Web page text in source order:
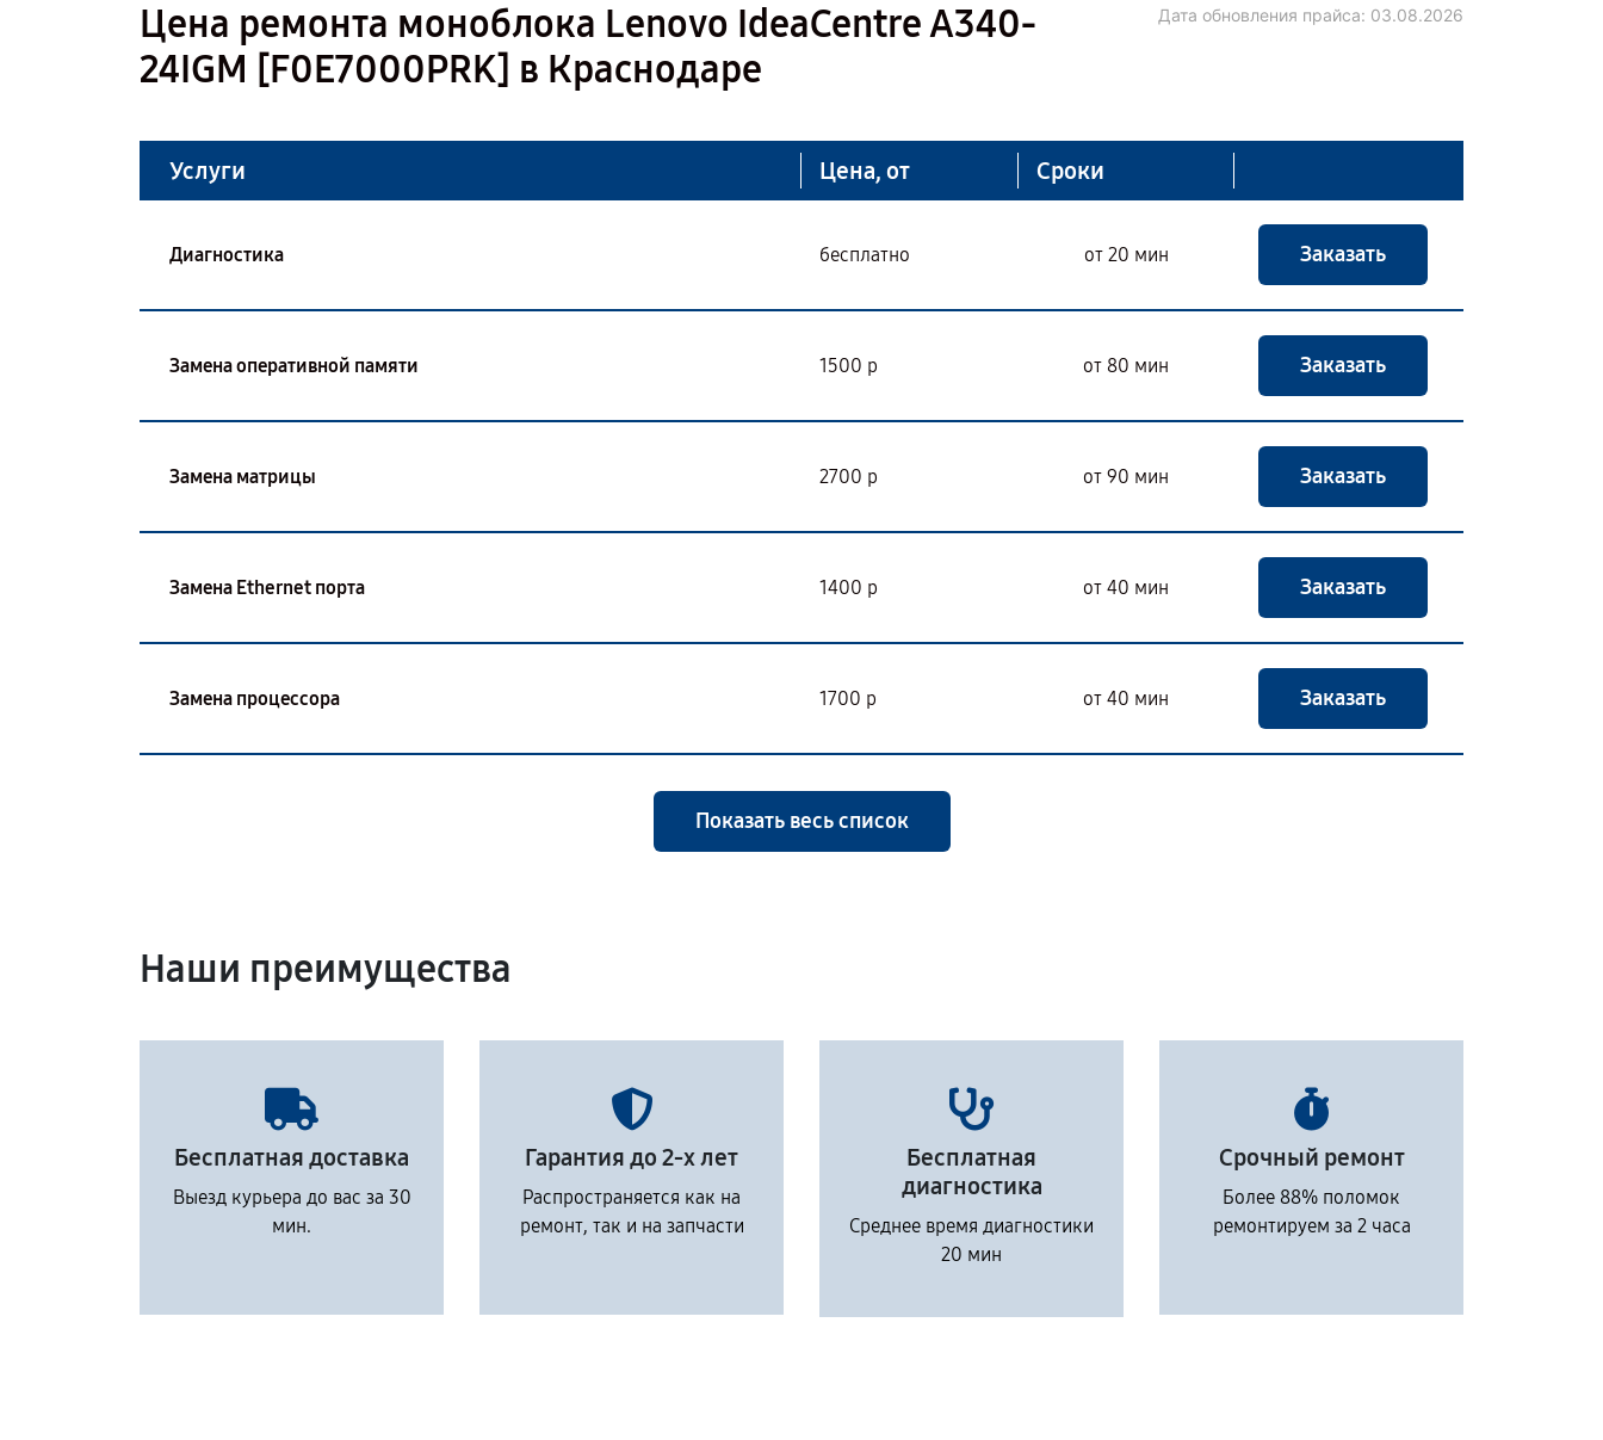
Цена ремонта моноблока Lenovo IdeaCentre A340-
24IGM [F0E7000PRK] в Краснодаре
Дата обновления прайса: 03.08.2026
Услуги Цена, от Сроки
Диагностика бесплатно от 20 мин Заказать
Замена оперативной памяти 1500 р от 80 мин Заказать
Замена матрицы 2700 р от 90 мин Заказать
Замена Ethernet порта 1400 р от 40 мин Заказать
Замена процессора 1700 р от 40 мин Заказать
Показать весь список
Наши преимущества
Бесплатная доставка
Выезд курьера до вас за 30
мин.
Гарантия до 2-х лет
Распространяется как на
ремонт, так и на запчасти
Бесплатная
диагностика
Среднее время диагностики
20 мин
Срочный ремонт
Более 88% поломок
ремонтируем за 2 часа